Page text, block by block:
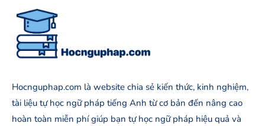
Hocnguphap.com là website chia sẻ kiến thức, kinh nghiệm,
tài liệu tự học ngữ pháp tiếng Anh từ cơ bản đến nâng cao
hoàn toàn miễn phí giúp bạn tự học ngữ pháp hiệu quả và